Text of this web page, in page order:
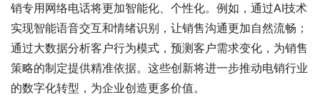
销专用网络电话将更加智能化、个性化。例如，通过AI技术
实现智能语音交互和情绪识别，让销售沟通更加自然流畅；
通过大数据分析客户行为模式，预测客户需求变化，为销售
策略的制定提供精准依据。这些创新将进一步推动电销行业
的数字化转型，为企业创造更多价值。